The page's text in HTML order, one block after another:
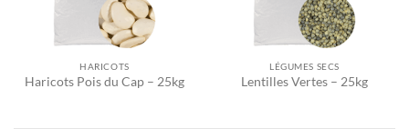
HARICOTS
Haricots Pois du Cap – 25kg
LÉGUMES SECS
Lentilles Vertes – 25kg